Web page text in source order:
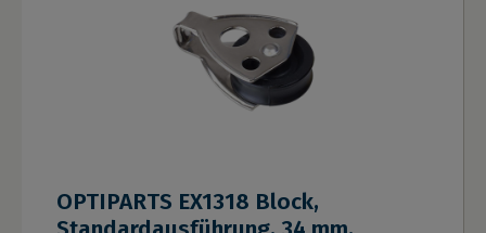
OPTIPARTS EX1318 Block,